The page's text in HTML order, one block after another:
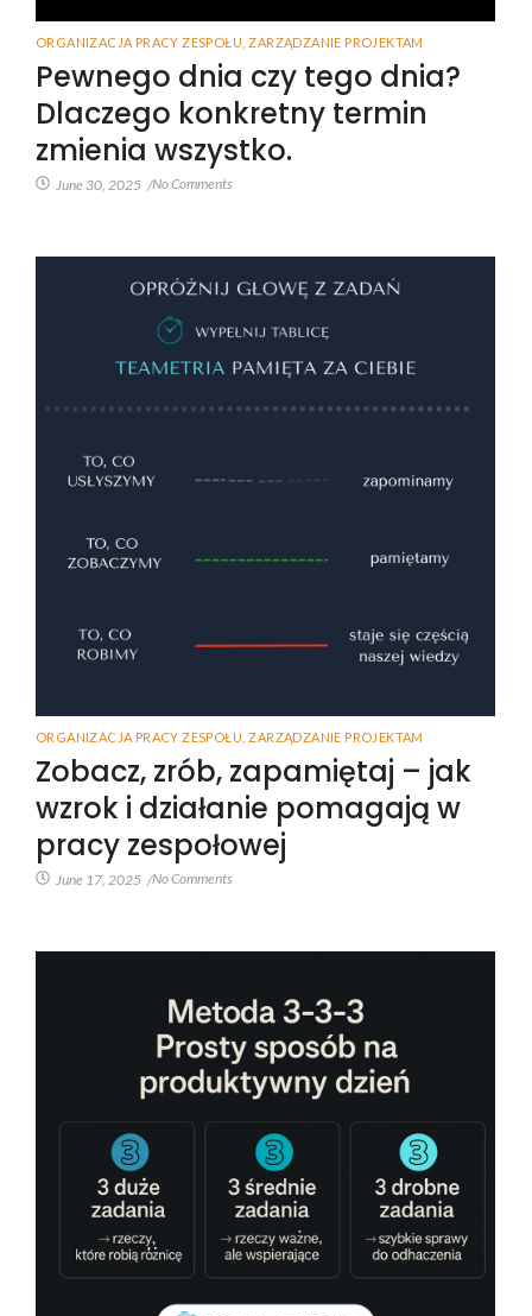
ORGANIZACJA PRACY ZESPOŁU ZARZĄDZANIE PROJEKTAM
Pewnego dnia czy tego dnia?
Dlaczego konkretny termin
zmienia wszystko.
June 30, 2025 /No Comments
ORGANIZACJA PRACY ZESPOŁU ZARZĄDZANIE PROJEKTAM
Zobacz, zrób, zapamiętaj – jak
wzrok i działanie pomagają w
pracy zespołowej
June 17, 2025 /No Comments